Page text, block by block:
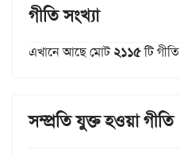
গীতি সংখ্যা
এখানে আছে মোট২১১৫টি গীতি
সম্প্রতি যুক্ত হওয়া গীতি